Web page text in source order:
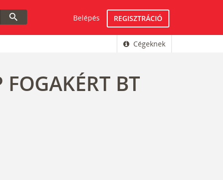
search Belépés REGISZTRÁCIÓ
Cégeknek
FOGAKÉRT BT